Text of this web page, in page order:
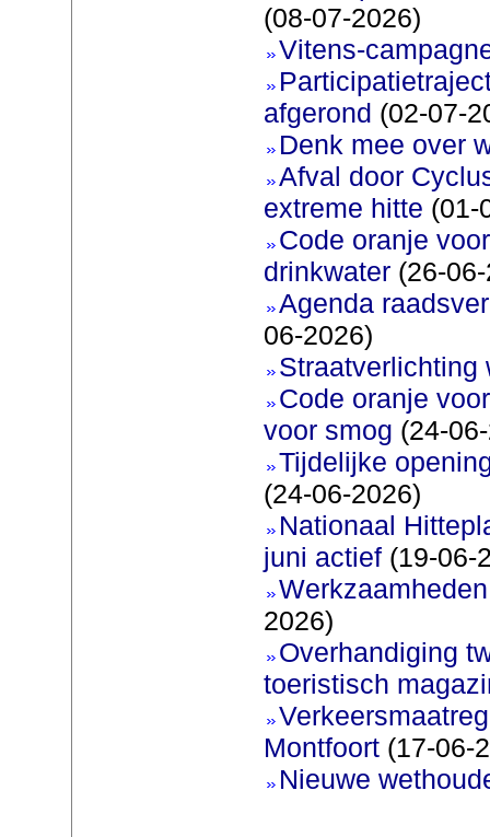
(08-07-2026)
Vitens-
afgerond (02-07-
Denk mee over
Afval door
extreme hitte (01-
Code oranje
drinkwater(26-06-
Agenda
06-2026)
Straatverlichting
Code oranje
voor smog (24-
Tijdelijke
(24-06-2026)
Nationaal
juni actief(19-06-
2026)
Overhandiging
toeristisch
Montfoort(17-06-
Nieuwe